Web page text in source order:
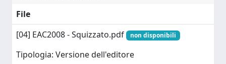
File
[04] EAC2008 - Squizzato.pdf
non disponibili
Tipologia: Versione dell'editore